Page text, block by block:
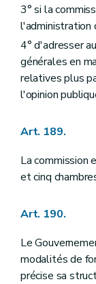
Art.
Art.
3° si la
l'administration
4° d'adresser
générales en
relatives plus
l'opinion
Art. 189.
La commission
et cinq
Art. 190.
Le
modalités de
précise sa